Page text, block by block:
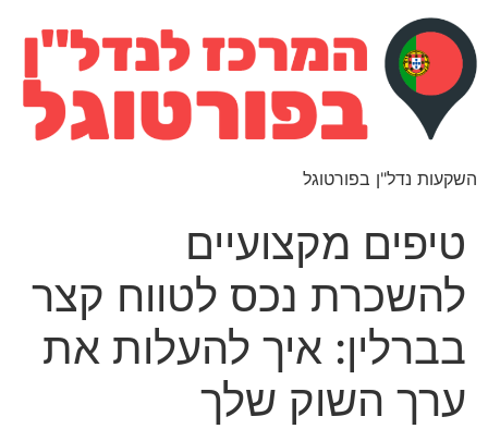
השקעות נדל"ן בפורטוגל
טיפים מקצועיים
להשכרת נכס לטווח קצר
בברלין: איך להעלות את
ערך השוק שלך